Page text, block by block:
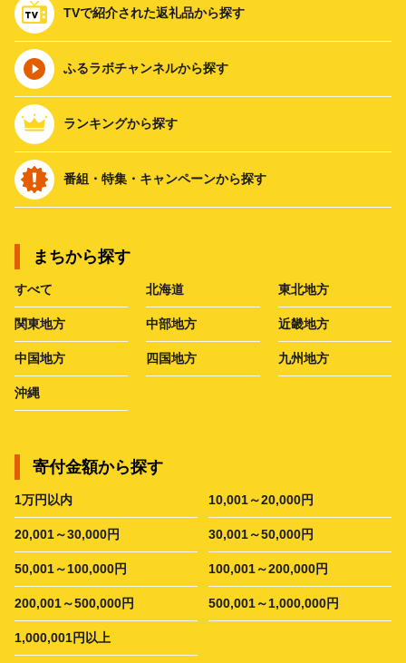
TVで紹介された返礼品から探す
ふるラボチャンネルから探す
ランキングから探す
番組・特集・キャンペーンから探す
まちから探す
すべて 北海道 東北地方
関東地方 中部地方 近畿地方
中国地方 四国地方 九州地方
沖縄
寄付金額から探す
1万円以内 10,001～20,000円
20,001～30,000円 30,001～50,000円
50,001～100,000円 100,001～200,000円
200,001～500,000円 500,001～1,000,000円
1,000,001円以上